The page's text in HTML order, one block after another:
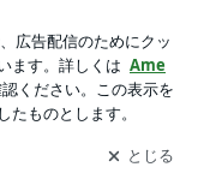
/カメラレッスン/お
建築撮影/商品撮影/Yu
を受け取りまし
開く